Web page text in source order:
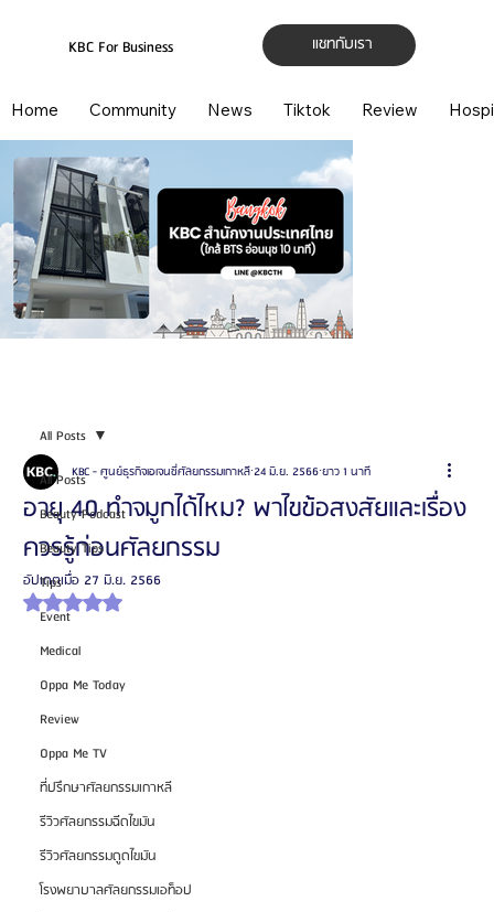
แชทกับเรา
KBC For Business
Home Community News Tiktok Review
All Posts
Beauty Podcast
Beauty Tips
Tips
Event
Medical
Oppa Me Today
Review
Oppa Me TV
ที่ปรึกษาศัลยกรรมเกาหลี
รีวิวศัลยกรรมฉีดไขมัน
รีวิวศัลยกรรมดูดไขมัน
โรงพยาบาลศัลยกรรมเอท็อป
All Posts
อายุ 40 ทำจมูกได้ไหม? พาไขข้อสงสัยและเรื่อง
ควรรู้ก่อนศัลยกรรม
KBC - ศูนย์ธุรกิจเอเจนซี่ศัลยกรรมเกาหลี24 มิ.ย. 2566ยาว 1 นาที
อัปเดตเมื่อ 27 มิ.ย. 2566
ได้รับ NaN เต็ม 5 ดาว